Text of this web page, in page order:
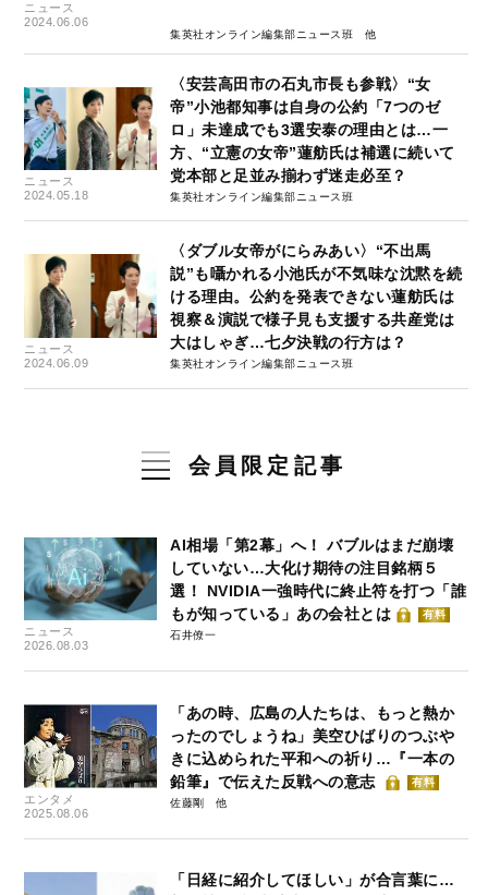
ニュース
2024.06.06
集英社オンライン編集部ニュース班
ニュース
2024.05.18
〈安芸高田市の石丸市長も参戦〉“女
帝”小池都知事は自身の公約「7つのゼ
ロ」未達成でも3選安泰の理由とは…一
方、“立憲の女帝”蓮舫氏は補選に続いて
党本部と足並み揃わず迷走必至？
集英社オンライン編集部ニュース班
ニュース
2024.06.09
〈ダブル女帝がにらみあい〉“不出馬
説”も囁かれる小池氏が不気味な沈黙を続
ける理由。公約を発表できない蓮舫氏は
視察＆演説で様子見も支援する共産党は
大はしゃぎ…七夕決戦の行方は？
集英社オンライン編集部ニュース班
会員限定記事
ニュース
2026.08.03
AI相場「第2幕」へ！ バブルはまだ崩壊
していない…大化け期待の注目銘柄５
選！ NVIDIA一強時代に終止符を打つ「誰
もが知っている」あの会社とは
有料
石井僚一
エンタメ
2025.08.06
「あの時、広島の人たちは、もっと熱か
ったのでしょうね」美空ひばりのつぶや
きに込められた平和への祈り…『一本の
鉛筆』で伝えた反戦への意志
有料
佐藤剛
「日経に紹介してほしい」が合言葉に…